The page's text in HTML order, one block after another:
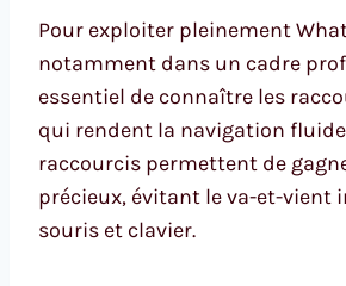
Pour exploiter pleinement
notamment dans un cadre
essentiel de connaître les
qui rendent la navigation fluide
raccourcis permettent de
précieux, évitant le va-et-vient
souris et clavier.